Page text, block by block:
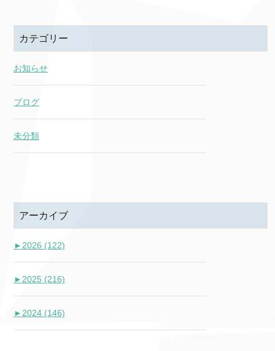
カテゴリー
お知らせ
ブログ
未分類
アーカイブ
► 2026 (122)
► 2025 (216)
► 2024 (146)